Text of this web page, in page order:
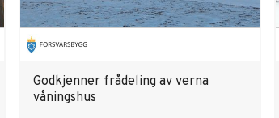
Godkjenner frådeling av verna
våningshus